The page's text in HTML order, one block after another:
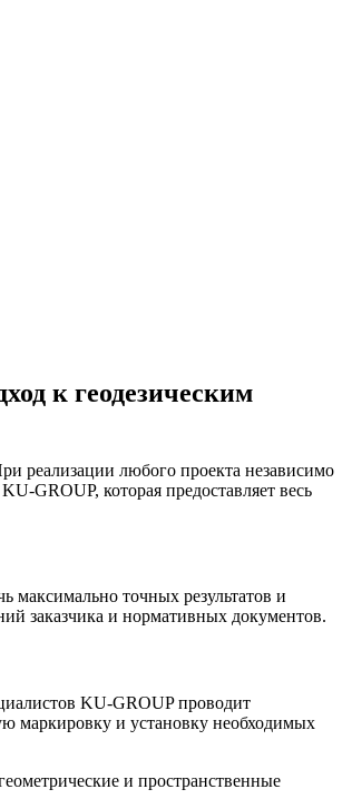
к геодезическим
реализации любого проекта независимо
GROUP, которая предоставляет весь
максимально точных результатов и
заказчика и нормативных документов.
KU-GROUP проводит
маркировку и установку необходимых
и пространственные